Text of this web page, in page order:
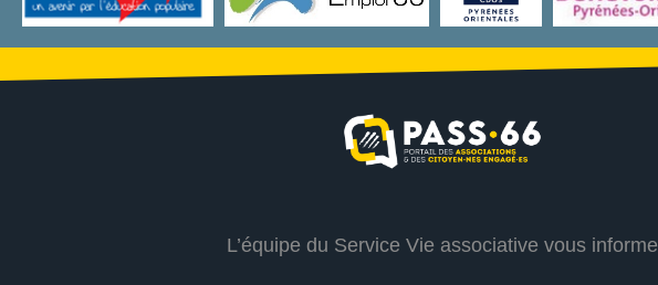
L’équipe du Service Vie associative vous informe